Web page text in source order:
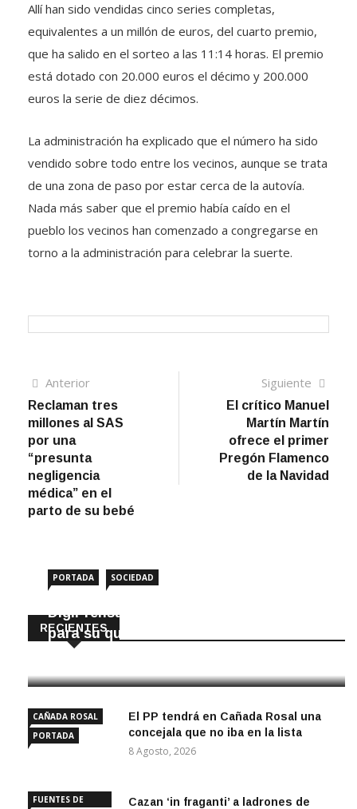
Allí han sido vendidas cinco series completas,
equivalentes a un millón de euros, del cuarto premio,
que ha salido en el sorteo a las 11:14 horas. El premio
está dotado con 20.000 euros el décimo y 200.000
euros la serie de diez décimos.
La administración ha explicado que el número ha sido
vendido sobre todo entre los vecinos, aunque se trata
de una zona de paso por estar cerca de la autovía.
Nada más saber que el premio había caído en el
pueblo los vecinos han comenzado a congregarse en
torno a la administración para celebrar la suerte.
Navegación
de
entradas
AnteriorArtículo
anterior
Reclaman tres
millones al SAS
por una
“presunta
negligencia
médica” en el
parto de su bebé
Siguiente
El crítico Manuel
Martín Martín
ofrece el primer
Pregón Flamenco
de la Navidad
RECIENTES
PORTADA SOCIEDAD
DigiPrensa selecciona a Écija al Día
para su quiosco mundial
CAÑADA ROSAL
PORTADA
El PP tendrá en Cañada Rosal una
concejala que no iba en la lista
8 Agosto, 2026
FUENTES DE
Cazan ‘in fraganti’ a ladrones de